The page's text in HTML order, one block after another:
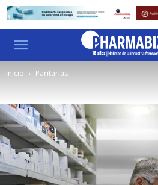
Inicio Paritarias